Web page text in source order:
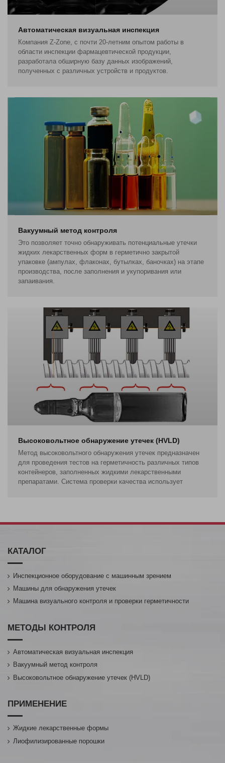
Автоматическая визуальная инспекция
Компания Z-Zone, с почти 20-летним опытом работы в
области инспекции фармацевтической продукции,
разработала обширную базу данных изображений,
полученных с различных устройств и продуктов.
Вакуумный метод контроля
Это позволяет точно обнаруживать потенциальные утечки
жидких лекарственных форм в герметично закрытой
упаковке (ампулах, флаконах, бутылках, баночках) на этапе
производства, после заполнения и укупоривания или
запаивания.
Высоковольтное обнаружение утечек (HVLD)
Метод высоковольтного обнаружения утечек предназначен
для проведения тестов на герметичность различных типов
контейнеров, заполненных жидкими лекарственными
препаратами. Система проверки качества использует
КАТАЛОГ
Инспекционное оборудование с машинным зрением
Машины для обнаружения утечек
Машина визуального контроля и проверки герметичности
МЕТОДЫ КОНТРОЛЯ
Автоматическая визуальная инспекция
Вакуумный метод контроля
Высоковольтное обнаружение утечек (HVLD)
ПРИМЕНЕНИЕ
Жидкие лекарственные формы
Лиофилизированные порошки